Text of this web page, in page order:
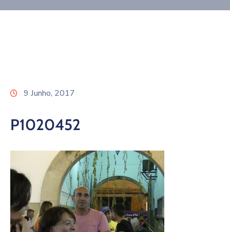
9 Junho, 2017
P1020452